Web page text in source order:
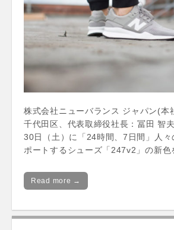
株式会社ニューバランス ジャパン(本
千代田区、代表取締役社長：冨田 智
30日（土）に「24時間、7日間」人々
ポートするシューズ「247v2」の新色
Read more →